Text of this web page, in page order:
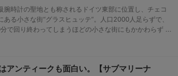
時計の聖地とも称されるドイツ東部に位置し、チェコ
ある小さな街“グラスヒュッテ”。人口2000人足らずで、
で回り終わってしまうほどの小さな街にもかかわらず ...
アンティークも面白い。【サブマリーナ